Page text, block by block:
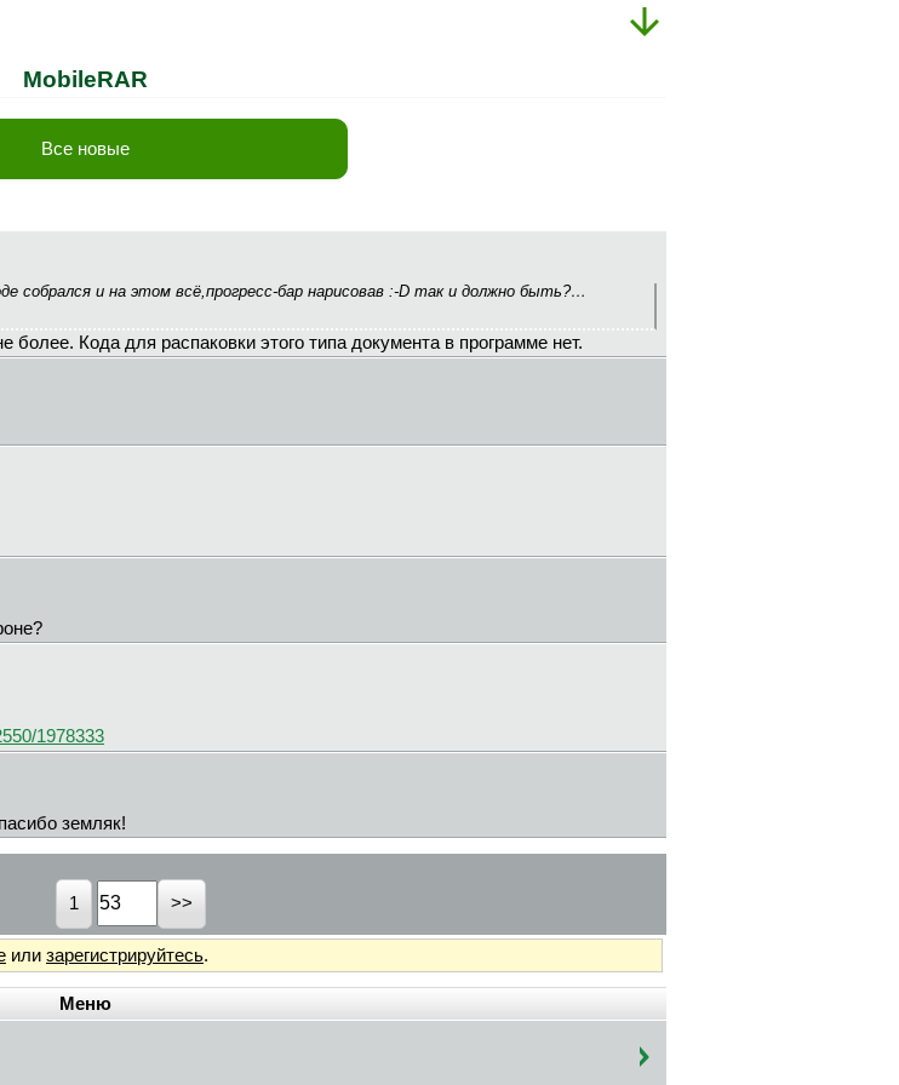
MobileRAR
Все новые
и на этом всё,прогресс-бар нарисовав :-D так и должно быть?…
Кода для распаковки этого типа документа в программе нет.
1978333
земляк!
1
или зарегистрируйтесь.
Меню